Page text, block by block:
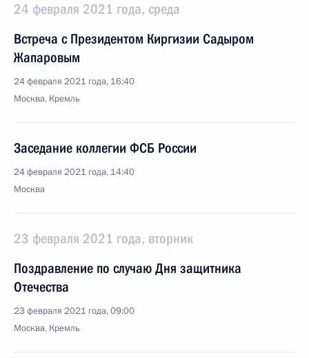
24 февраля 2021 года, среда
Встреча с Президентом Киргизии Садыром
Жапаровым
24 февраля 2021 года, 16:40
Москва, Кремль
Заседание коллегии ФСБ России
24 февраля 2021 года, 14:40
Москва
23 февраля 2021 года, вторник
Поздравление по случаю Дня защитника
Отечества
23 февраля 2021 года, 09:00
Москва, Кремль